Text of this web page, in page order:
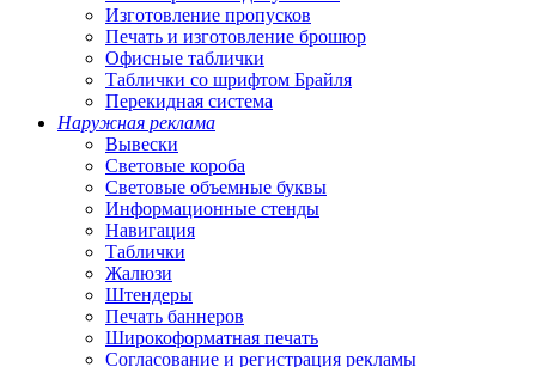
Изготовление пропусков
Печать и изготовление брошюр
Офисные таблички
Таблички со шрифтом Брайля
Перекидная система
Наружная реклама
Вывески
Световые короба
Световые объемные буквы
Информационные стенды
Навигация
Таблички
Жалюзи
Штендеры
Печать баннеров
Широкоформатная печать
Согласование и регистрация рекламы